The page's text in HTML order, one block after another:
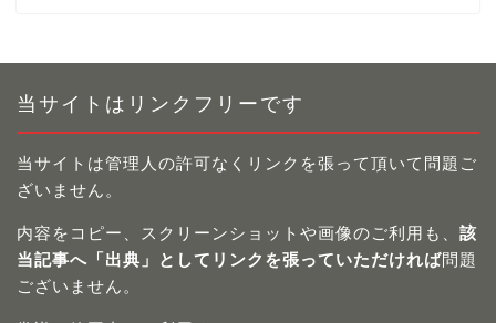
当サイトはリンクフリーです
当サイトは管理人の許可なくリンクを張って頂いて問題ご
ざいません。
内容をコピー、スクリーンショットや画像のご利用も、 該
当記事へ「出典」としてリンクを張っていただければ問題
ございません。